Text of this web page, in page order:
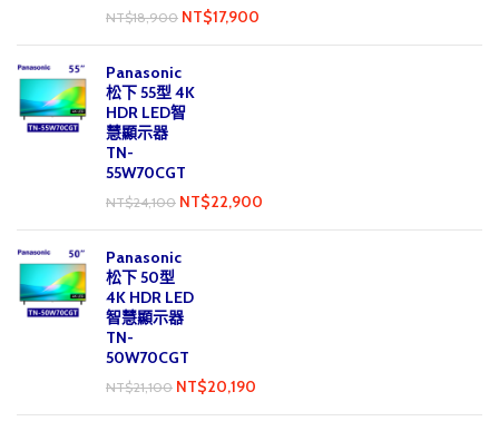
NT$18,900 NT$17,900
Panasonic
松下 55型 4K
HDR LED智
慧顯示器
TN-
55W70CGT
NT$24,100 NT$22,900
Panasonic
松下 50型
4K HDR LED
智慧顯示器
TN-
50W70CGT
NT$21,100 NT$20,190